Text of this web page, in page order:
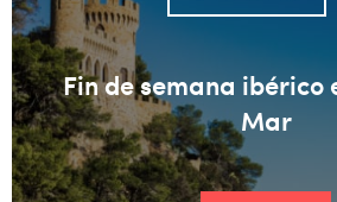
Fin de semana ibérico
Mar